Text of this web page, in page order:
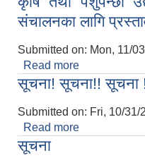
संचालनका लागि
Submitted on: Mon, 11/
Read more
संचालनका लागि
सूचना! सूचना!! सूचना
Submitted on: Fri, 10/31/
Read more
सूचना